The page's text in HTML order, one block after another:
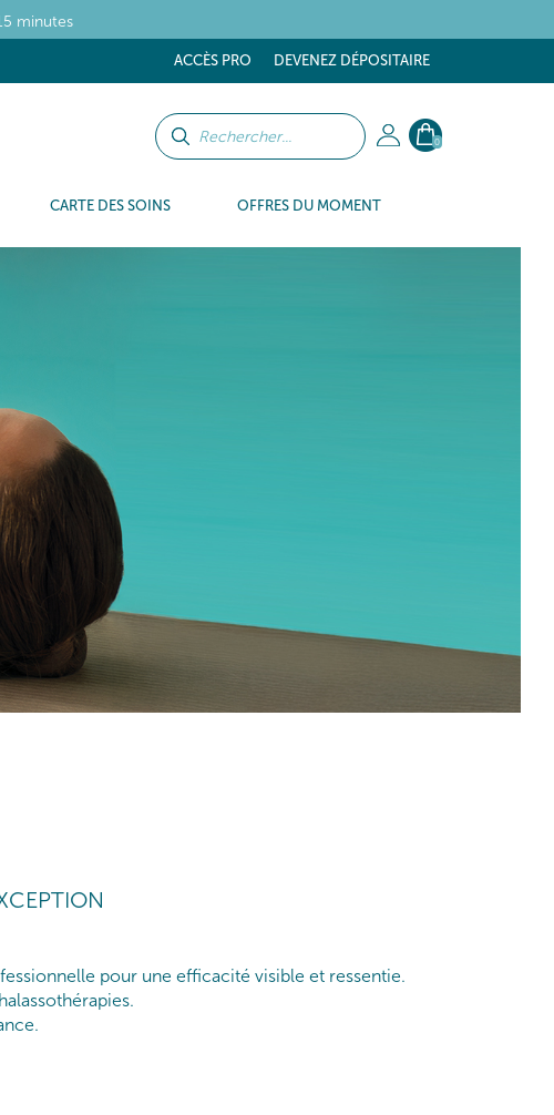
minutes
ACCÈS PRO DEVENEZ DÉPOSITAIRE
0
CARTE DES SOINS OFFRES DU MOMENT
pour une efficacité visible et ressentie.